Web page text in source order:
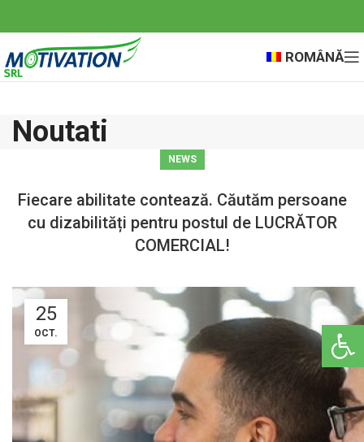
Deschide
ROMÂNĂ
Noutati
NEWS
Fiecare abilitate contează. Căutăm persoane
cu dizabilități pentru postul de LUCRĂTOR
COMERCIAL!
25
OCT.